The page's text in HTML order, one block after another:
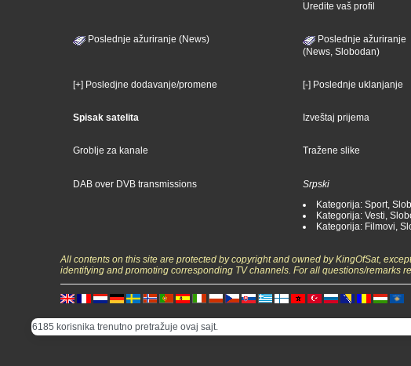
Uredite vaš profil
Poslednje ažuriranje (News)
Poslednje ažuriranje
(News, Slobodan)
[+] Posledjne dodavanje/promene [-] Poslednje uklanjanje
Spisak satelita Izveštaj prijema
Groblje za kanale Tražene slike
DAB over DVB transmissions
Srpski
Kategorija: Sport,
Kategorija: Vesti,
Kategorija: Filmovi,
All contents on this site are protected by copyright and owned by KingOfSat,
identifying and promoting corresponding TV channels. For all questions/remarks
6185 korisnika trenutno pretražuje ovaj sajt.